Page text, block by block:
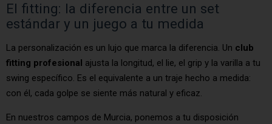
El fitting: la diferencia entre un set
estándar y un juego a tu medida
La personalización es un lujo que marca la diferencia. Un club
fitting profesional ajusta la longitud, el lie, el grip y la varilla a tu
swing específico. Es el equivalente a un traje hecho a medida:
con él, cada golpe se siente más natural y eficaz.
En nuestros campos de Murcia, ponemos a tu disposición